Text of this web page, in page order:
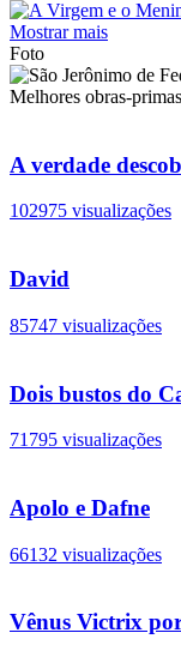
Mostrar mais
Foto
Melhores obras-primas
A verdade
102975 visualizações
David
85747 visualizações
Dois bustos do
71795 visualizações
Apolo e Dafne
66132 visualizações
Vênus Victrix